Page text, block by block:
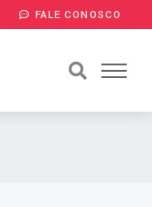
FALE CONOSCO